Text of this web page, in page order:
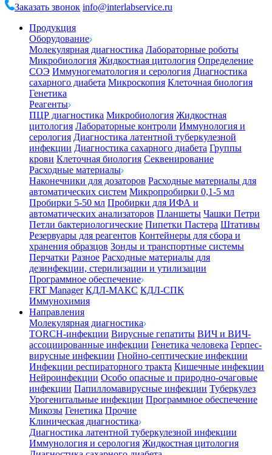
Заказать звонок info@interlabservice.ru
Продукция
Оборудование
Молекулярная диагностика Лабораторные роботы
Микробиология Жидкостная цитология Определение
СОЭ Иммуногематология и серология Диагностика
сахарного диабета Микроскопия Клеточная биология
Генетика
Реагенты
ПЦР диагностика Микробиология Жидкостная
цитология Лабораторные контроли Иммунология и
серология Диагностика латентной туберкулезной
инфекции Диагностика сахарного диабета Группы
крови Клеточная биология Секвенирование
Расходные материалы
Наконечники для дозаторов Расходные материалы для
автоматических систем Микропробирки 0,1-5 мл
Пробирки 5-50 мл Пробирки для ИФА и
автоматических анализаторов Планшеты Чашки Петри
Петли бактериологические Пипетки Пастера Штативы
Резервуары для реагентов Контейнеры для сбора и
хранения образцов Зонды и транспортные системы
Перчатки Разное Расходные материалы для
дезинфекции, стерилизации и утилизации
Программное обеспечение
FRT Manager КДЛ-МАКС КДЛ-СПК
Иммунохимия
Направления
Молекулярная диагностика
TORCH-инфекции Вирусные гепатиты ВИЧ и ВИЧ-
ассоциированные инфекции Генетика человека Герпес-
вирусные инфекции Гнойно-септические инфекции
Инфекции респираторного тракта Кишечные инфекции
Нейроинфекции Особо опасные и природно-очаговые
инфекции Папилломавирусные инфекции Туберкулез
Урогенитальные инфекции Программное обеспечение
Микозы Генетика Прочие
Клиническая диагностика
Диагностика латентной туберкулезной инфекции
Иммунология и серология Жидкостная цитология